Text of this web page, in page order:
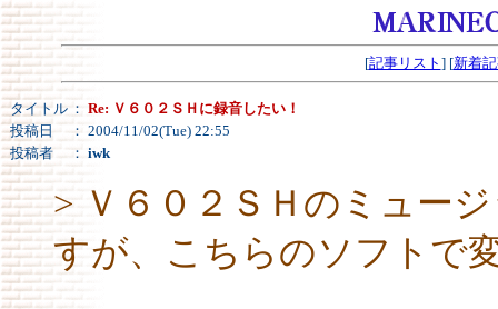
[記事リスト ] [新着
タイトル ： Re: Ｖ６０２ＳＨに録音したい！
投稿日
： 2004/11/02(Tue) 22:55
投稿者
： iwk
> Ｖ６０２ＳＨのミュー
すが、こちらのソフトで